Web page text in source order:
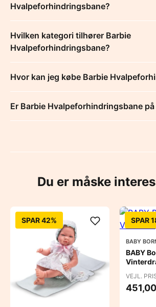
Hvalpeforhindringsbane?
Hvilken kategori tilhører Barbie
Hvalpeforhindringsbane?
Hvor kan jeg købe Barbie
Er Barbie Hvalpeforhindringsbane
Du er måske
SPAR 42% SPAR
BABY
BABY
VEJL.